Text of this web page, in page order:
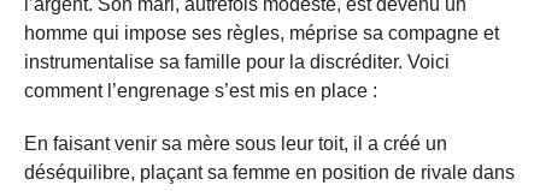
l’argent. Son mari, autrefois modeste, est devenu un
homme qui impose ses règles, méprise sa compagne et
instrumentalise sa famille pour la discréditer. Voici
comment l’engrenage s’est mis en place :
En faisant venir sa mère sous leur toit, il a créé un
déséquilibre, plaçant sa femme en position de rivale dans